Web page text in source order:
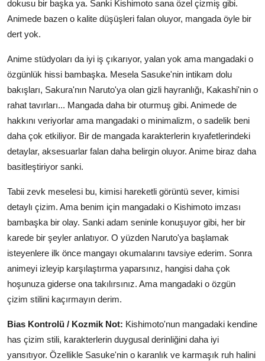
dokusu bir başka ya. Sanki Kishimoto sana özel çizmiş gibi.
Animede bazen o kalite düşüşleri falan oluyor, mangada öyle bir
dert yok.
Anime stüdyoları da iyi iş çıkarıyor, yalan yok ama mangadaki o
özgünlük hissi bambaşka. Mesela Sasuke'nin intikam dolu
bakışları, Sakura'nın Naruto'ya olan gizli hayranlığı, Kakashi'nin o
rahat tavırları... Mangada daha bir oturmuş gibi. Animede de
hakkını veriyorlar ama mangadaki o minimalizm, o sadelik beni
daha çok etkiliyor. Bir de mangada karakterlerin kıyafetlerindeki
detaylar, aksesuarlar falan daha belirgin oluyor. Anime biraz daha
basitleştiriyor sanki.
Tabii zevk meselesi bu, kimisi hareketli görüntü sever, kimisi
detaylı çizim. Ama benim için mangadaki o Kishimoto imzası
bambaşka bir olay. Sanki adam seninle konuşuyor gibi, her bir
karede bir şeyler anlatıyor. O yüzden Naruto'ya başlamak
isteyenlere ilk önce mangayı okumalarını tavsiye ederim. Sonra
animeyi izleyip karşılaştırma yaparsınız, hangisi daha çok
hoşunuza giderse ona takılırsınız. Ama mangadaki o özgün
çizim stilini kaçırmayın derim.
Bias Kontrolü / Kozmik Not: Kishimoto'nun mangadaki kendine
has çizim stili, karakterlerin duygusal derinliğini daha iyi
yansıtıyor. Özellikle Sasuke'nin o karanlık ve karmaşık ruh halini